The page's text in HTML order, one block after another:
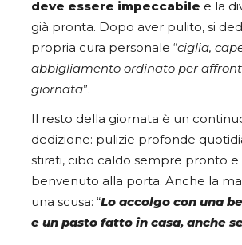
deve essere impeccabile e la
già pronta. Dopo aver pulito, si
propria cura personale “ciglia,
abbigliamento ordinato per
giornata”.
Il resto della giornata è un
dedizione: pulizie profonde
stirati, cibo caldo sempre pronto e
benvenuto alla porta. Anche la
una scusa: “Lo accolgo con una
e un pasto fatto in casa, anche